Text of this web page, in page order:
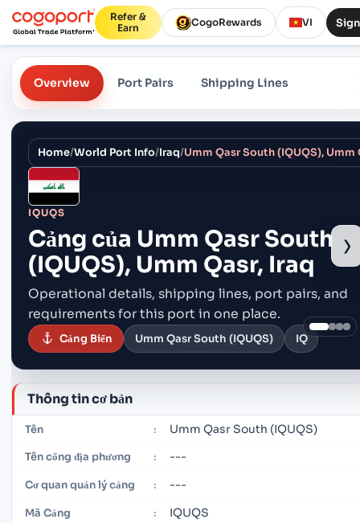
Refer &
Earn
CogoRewards VI
Overview Port Pairs Shipping Lines
Home/World Port Info/Iraq/Umm Qasr South (IQUQS), Umm
IQUQS
Cảng của Umm Qasr South
(IQUQS), Umm Qasr, Iraq
Operational details, shipping lines, port pairs, and
requirements for this port in one place.
Cảng Biển Umm Qasr South (IQUQS) IQ
›
Thông tin cơ bản
Tên : Umm Qasr South (IQUQS)
Tên cổng địa phương : ---
Cơ quan quản lý cảng : ---
Mã Cảng : IQUQS